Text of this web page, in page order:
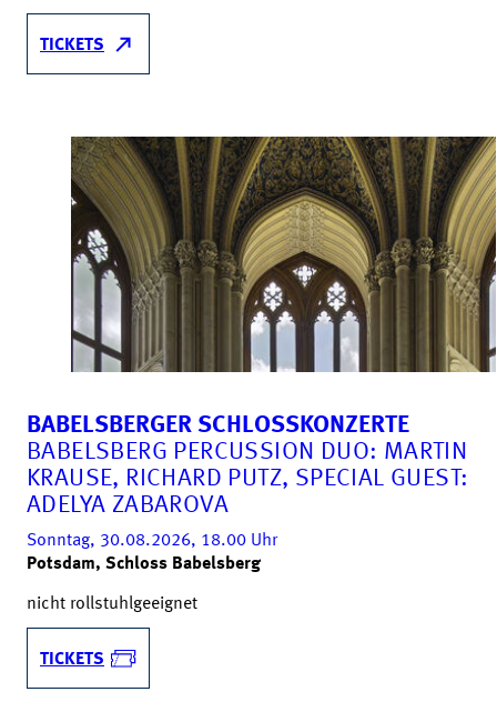
TICKETS
BABELSBERGER SCHLOSSKONZERTE
BABELSBERG PERCUSSION DUO: MARTIN
KRAUSE, RICHARD PUTZ, SPECIAL GUEST:
ADELYA ZABAROVA
Sonntag, 30.08.2026, 18.00 Uhr
Potsdam, Schloss Babelsberg
nicht rollstuhlgeeignet
TICKETS